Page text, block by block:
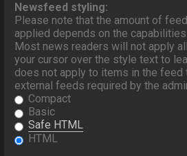
Newsfeed styling:
Please note that the amount of
applied depends on the
Most news readers will not apply
your cursor over the style text to
does not apply to items in the feed
external feeds required by the
Compact
Basic
Safe HTML
HTML